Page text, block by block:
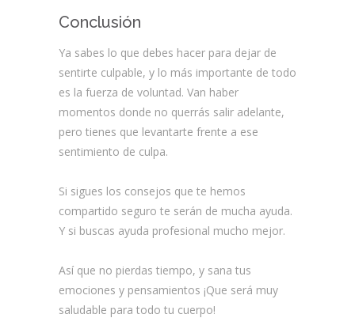
Conclusión
Ya sabes lo que debes hacer para dejar de
sentirte culpable, y lo más importante de todo
es la fuerza de voluntad. Van haber
momentos donde no querrás salir adelante,
pero tienes que levantarte frente a ese
sentimiento de culpa.
Si sigues los consejos que te hemos
compartido seguro te serán de mucha ayuda.
Y si buscas ayuda profesional mucho mejor.
Así que no pierdas tiempo, y sana tus
emociones y pensamientos ¡Que será muy
saludable para todo tu cuerpo!